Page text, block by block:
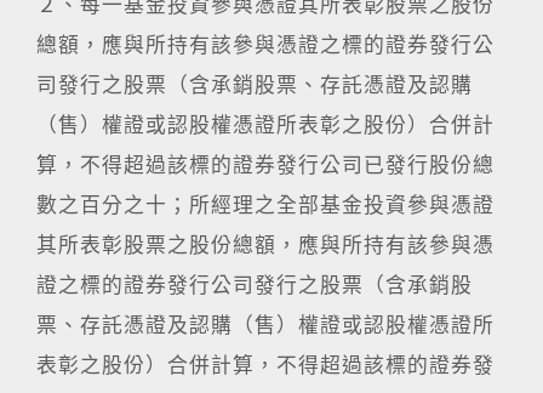
２、每一基金投資參與憑證其所表彰股票之股份
總額，應與所持有該參與憑證之標的證券發行公
司發行之股票（含承銷股票、存託憑證及認購
（售）權證或認股權憑證所表彰之股份）合併計
算，不得超過該標的證券發行公司已發行股份總
數之百分之十；所經理之全部基金投資參與憑證
其所表彰股票之股份總額，應與所持有該參與憑
證之標的證券發行公司發行之股票（含承銷股
票、存託憑證及認購（售）權證或認股權憑證所
表彰之股份）合併計算，不得超過該標的證券發